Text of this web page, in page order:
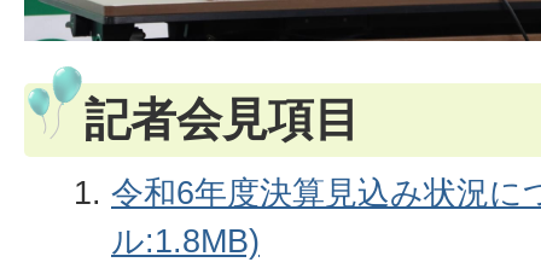
記者会見項目
令和6年度決算見込み状況に
ル:1.8MB)